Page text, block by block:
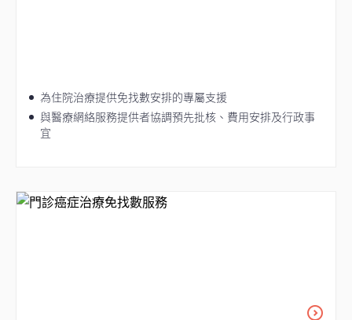
為住院治療提供免找數安排的專屬支援
與醫療網絡服務提供者協調預先批核、費用安排及行政事
宜